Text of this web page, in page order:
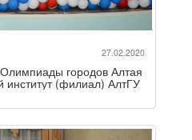
27.02.2020
городов Алтая
институт (филиал) АлтГУ